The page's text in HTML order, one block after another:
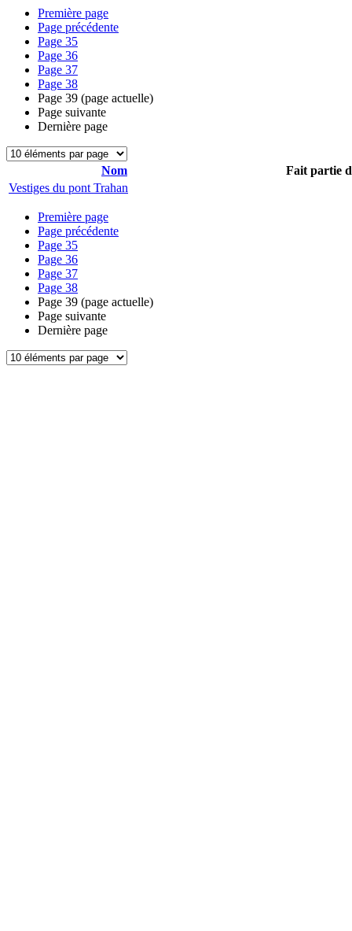
Première page
Page précédente
Page 35
Page 36
Page 37
Page 38
Page 39 (page actuelle)
Page suivante
Dernière page
Nom
Fait partie
Vestiges du pont Trahan
Première page
Page précédente
Page 35
Page 36
Page 37
Page 38
Page 39 (page actuelle)
Page suivante
Dernière page